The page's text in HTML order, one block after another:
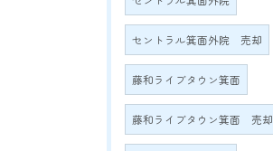
セントラル箕面外院 売却
藤和ライブタウン箕面
藤和ライブタウン箕面 売却